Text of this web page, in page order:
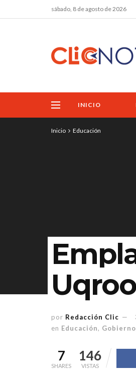
sábado, 8 de agosto de 2026
INICIO
Inicio Educación
Uqroo
por Redacción Clic
en Educación, Gobierno
7
SHARES
146
VISTAS